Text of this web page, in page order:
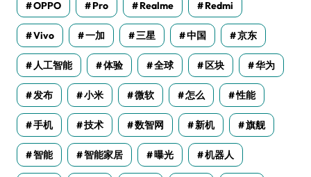
OPPO Pro Realme Redmi
Vivo 一加 三星 中国 京东
人工智能 体验 全球 区块 华为
发布 小米 微软 怎么 性能
手机 技术 数智网 新机 旗舰
智能 智能家居 曝光 机器人